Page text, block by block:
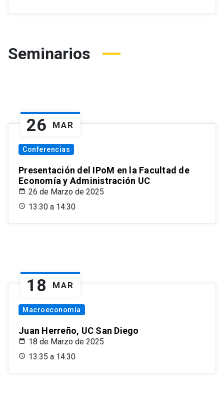
Seminarios
26 MAR
Conferencias
Presentación del IPoM en la Facultad de
Economía y Administración UC
26 de Marzo de 2025
13:30 a 14:30
18 MAR
Macroeconomía
Juan Herreño, UC San Diego
18 de Marzo de 2025
13:35 a 14:30